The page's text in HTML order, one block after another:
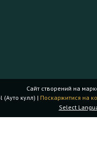
Сайт створений на
AutoCool (Ауто кулл) | Поскаржитися на
Select